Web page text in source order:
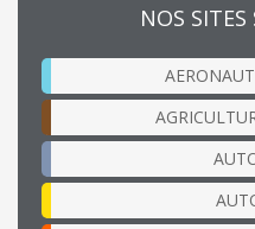
NOS SITES